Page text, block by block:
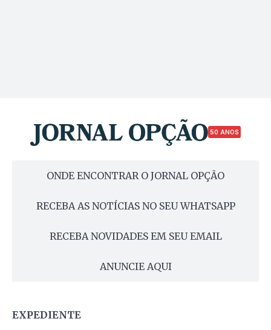
50 ANOS
ONDE ENCONTRAR O JORNAL OPÇÃO
RECEBA AS NOTÍCIAS NO SEU WHATSAPP
RECEBA NOVIDADES EM SEU EMAIL
ANUNCIE AQUI
EXPEDIENTE